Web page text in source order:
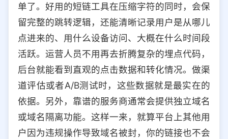
单了。好用的短链工具在压缩字符的同时，会保
留完整的跳转逻辑，还能清晰记录用户是从哪儿
点进来的、用什么设备访问、大概在什么时间段
活跃。运营人员不用再去折腾复杂的埋点代码，
后台就能看到直观的点击数据和转化情况。做渠
道评估或者A/B测试时，这些数据就是最实在的
依据。另外，靠谱的服务商通常会提供独立域名
或域名隔离功能。这样一来，就算平台上其他用
户因为违规操作导致域名被封，你的链接也不会